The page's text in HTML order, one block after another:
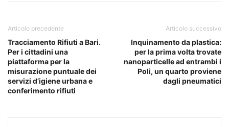
Articolo precedente
Tracciamento Rifiuti a Bari.
Per i cittadini una
piattaforma per la
misurazione puntuale dei
servizi d’igiene urbana e
conferimento rifiuti
Articolo successivo
Inquinamento da plastica:
per la prima volta trovate
nanoparticelle ad entrambi i
Poli, un quarto proviene
dagli pneumatici